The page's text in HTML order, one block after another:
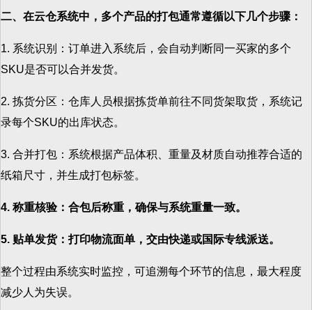
二、在云仓系统中，多个产品的打包通常遵循以下几个步骤：
1. 系统识别：订单进入系统后，会自动判断同一买家的多个
SKU是否可以合并发货。
2. 拣货分区：仓库人员根据拣货单前往不同货架取货，系统记
录每个SKU的出库状态。
3. 合并打包：系统根据产品体积、重量及材质自动推荐合适的
纸箱尺寸，并生成打包标签。
4. 称重核验：合包后称重，确保与系统重量一致。
5. 贴单发货：打印物流面单，交由快递或国际专线派送。
整个过程由系统实时监控，可追溯每个环节的信息，最大程度
减少人为失误。